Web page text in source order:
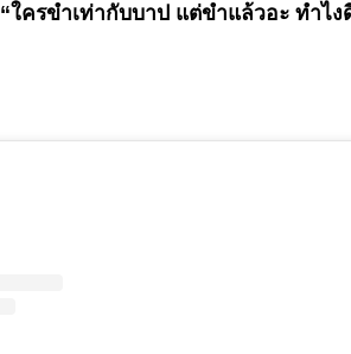
“ใครขำเท่ากับบาป แต่ขำแล้วอะ ทำไง